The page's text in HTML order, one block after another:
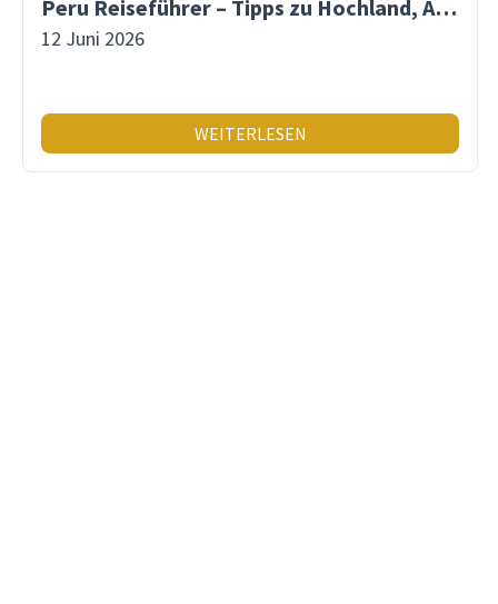
Peru Reiseführer – Tipps zu Hochland, Amazonas & Inka-Erbe
12 Juni 2026
WEITERLESEN